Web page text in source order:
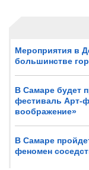
Мероприятия в
большинстве
В Самаре будет
фестиваль Арт-
воображение»
В Самаре
феномен